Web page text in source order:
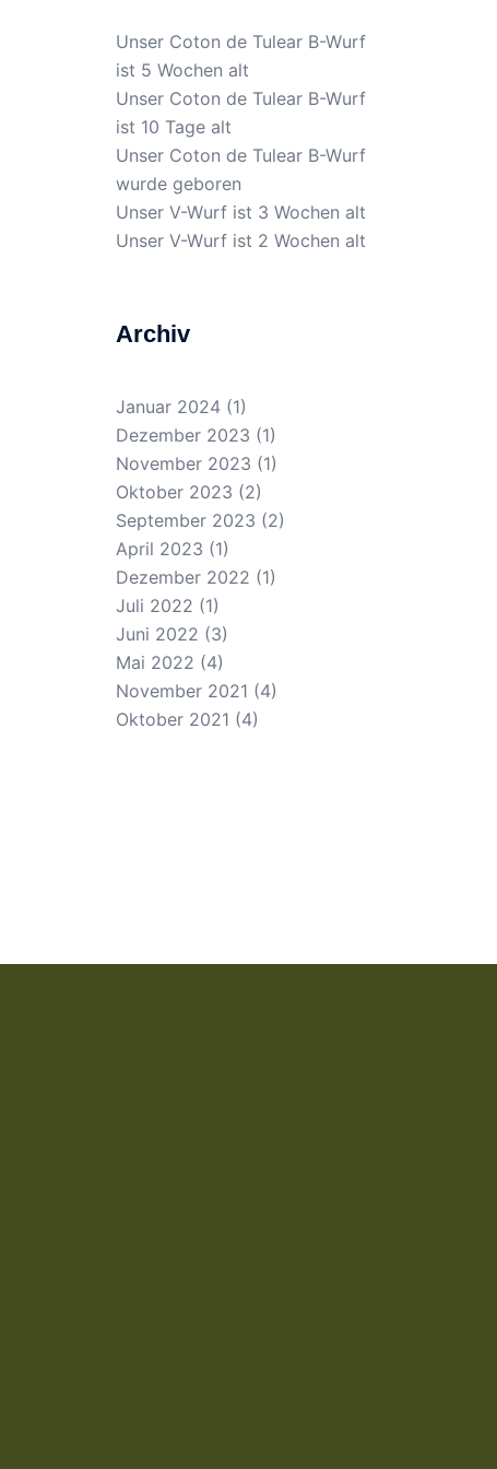
Unser Coton de Tulear B-Wurf
ist 5 Wochen alt
Unser Coton de Tulear B-Wurf
ist 10 Tage alt
Unser Coton de Tulear B-Wurf
wurde geboren
Unser V-Wurf ist 3 Wochen alt
Unser V-Wurf ist 2 Wochen alt
Archiv
Januar 2024(1)
Dezember 2023 (1)
November 2023 (1)
Oktober 2023 (2)
September 2023 (2)
April 2023 (1)
Dezember 2022 (1)
Juli 2022 (1)
Juni 2022 (3)
Mai 2022 (4)
November 2021 (4)
Oktober 2021 (4)